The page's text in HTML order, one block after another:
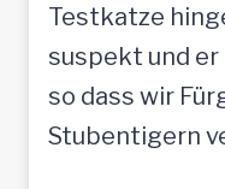
Testkatze
suspekt und
so dass wir
Stubentigern